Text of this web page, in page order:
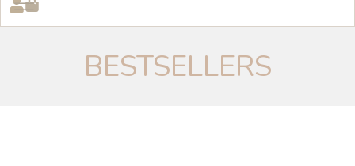
BESTSELLERS